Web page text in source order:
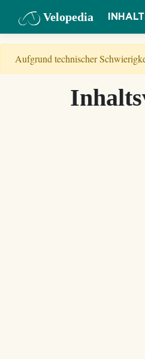
Velopedia
Aufgrund technischer